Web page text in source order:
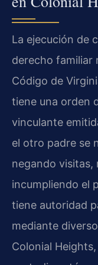
La ejecución de
derecho familiar
Código de
tiene una orden
vinculante
el otro padre se
negando visitas,
incumpliendo el
tiene autoridad
mediante
Colonial